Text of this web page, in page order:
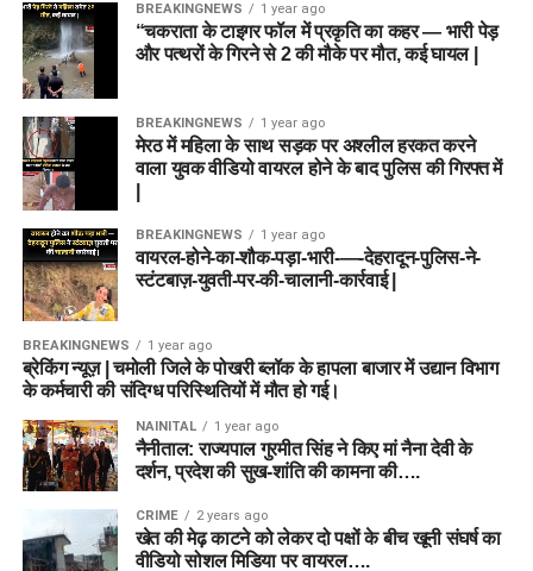
BREAKINGNEWS 1 year ago
“चकराता के टाइगर फॉल में प्रकृति का कहर — भारी पेड़
और पत्थरों के गिरने से 2 की मौके पर मौत, कई घायल |
BREAKINGNEWS 1 year ago
मेरठ में महिला के साथ सड़क पर अश्लील हरकत करने
वाला युवक वीडियो वायरल होने के बाद पुलिस की गिरफ्त में
BREAKINGNEWS 1 year ago
वायरल-होने-का-शौक-पड़ा-भारी-—-देहरादून-पुलिस-ने-
स्टंटबाज़-युवती-पर-की-चालानी-कार्रवाई |
BREAKINGNEWS 1 year ago
ब्रेकिंग न्यूज़ | चमोली जिले के पोखरी ब्लॉक के हापला बाजार में उद्यान विभाग
के कर्मचारी की संदिग्ध परिस्थितियों में मौत हो गई।
NAINITAL 1 year ago
नैनीताल: राज्यपाल गुरमीत सिंह ने किए मां नैना देवी के
दर्शन, प्रदेश की सुख-शांति की कामना की….
CRIME 2 years ago
खेत की मेढ़ काटने को लेकर दो पक्षों के बीच खूनी संघर्ष का
वीडियो सोशल मिडिया पर वायरल….